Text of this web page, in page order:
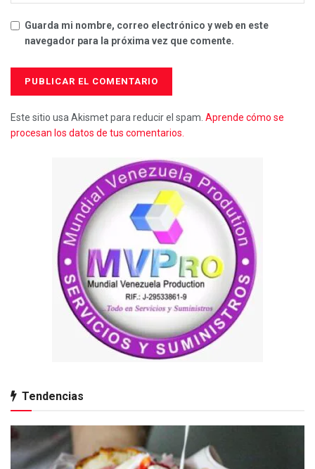
Guarda mi nombre, correo electrónico y web en este
navegador para la próxima vez que comente.
Este sitio usa Akismet para reducir el spam. Aprende cómo se
procesan los datos de tus comentarios.
Tendencias